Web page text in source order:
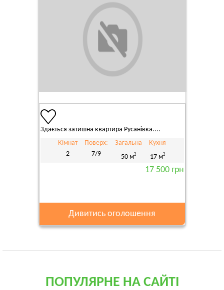
Здається затишна квартира Русанівка....
Кімнат
2
Поверх:
7/9
Загальна
50 м2
Кухня
17 м2
17 500 грн
Дивитись оголошення
ПОПУЛЯРНЕ НА САЙТІ